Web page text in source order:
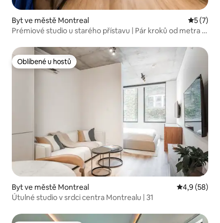
Byt ve městě Montreal
5 (7)
Prémiové studio u starého přístavu | Pár kroků od metra |
Oblíbené u hostů
Oblíbené u hostů
Byt ve městě Montreal Průměrné
4,9 (58)
Útulné studio v srdci centra Montrealu | 31